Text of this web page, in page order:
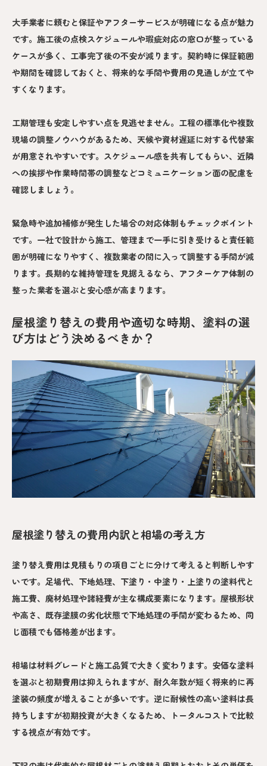
大手業者に頼むと保証やアフターサービスが明確になる点が魅力
です。施工後の点検スケジュールや瑕疵対応の窓口が整っている
ケースが多く、工事完了後の不安が減ります。契約時に保証範囲
や期間を確認しておくと、将来的な手間や費用の見通しが立てや
すくなります。
工期管理も安定しやすい点を見逃せません。工程の標準化や複数
現場の調整ノウハウがあるため、天候や資材遅延に対する代替案
が用意されやすいです。スケジュール感を共有してもらい、近隣
への挨拶や作業時間帯の調整などコミュニケーション面の配慮を
確認しましょう。
緊急時や追加補修が発生した場合の対応体制もチェックポイント
です。一社で設計から施工、管理まで一手に引き受けると責任範
囲が明確になりやすく、複数業者の間に入って調整する手間が減
ります。長期的な維持管理を見据えるなら、アフターケア体制の
整った業者を選ぶと安心感が高まります。
屋根塗り替えの費用や適切な時期、塗料の選
び方はどう決めるべきか？
屋根塗り替えの費用内訳と相場の考え方
塗り替え費用は見積もりの項目ごとに分けて考えると判断しやす
いです。足場代、下地処理、下塗り・中塗り・上塗りの塗料代と
施工費、廃材処理や諸経費が主な構成要素になります。屋根形状
や高さ、既存塗膜の劣化状態で下地処理の手間が変わるため、同
じ面積でも価格差が出ます。
相場は材料グレードと施工品質で大きく変わります。安価な塗料
を選ぶと初期費用は抑えられますが、耐久年数が短く将来的に再
塗装の頻度が増えることが多いです。逆に耐候性の高い塗料は長
持ちしますが初期投資が大きくなるため、トータルコストで比較
する視点が有効です。